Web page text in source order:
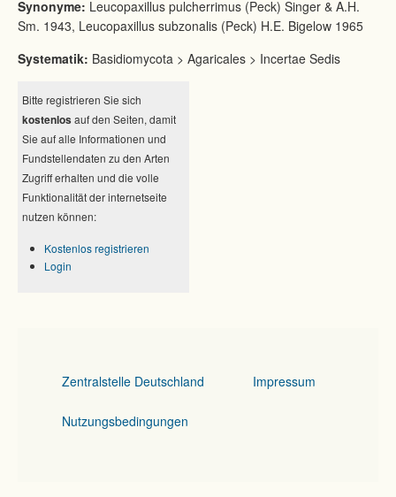
Synonyme: Leucopaxillus pulcherrimus (Peck) Singer & A.H.
Sm. 1943, Leucopaxillus subzonalis (Peck) H.E. Bigelow 1965
Systematik: Basidiomycota > Agaricales > Incertae Sedis
Bitte registrieren Sie sich
kostenlos auf den Seiten, damit
Sie auf alle Informationen und
Fundstellendaten zu den Arten
Zugriff erhalten und die volle
Funktionalität der internetseite
nutzen können:
Kostenlos registrieren
Login
Zentralstelle Deutschland Impressum
Nutzungsbedingungen